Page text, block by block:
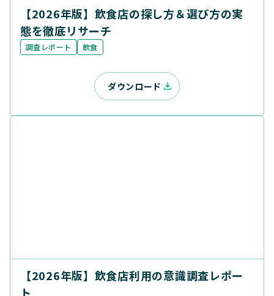
【2026年版】飲食店の探し方＆選び方の実
態を徹底リサーチ
調査レポート 飲食
ダウンロード
【2026年版】飲食店利用の意識調査レポー
ト